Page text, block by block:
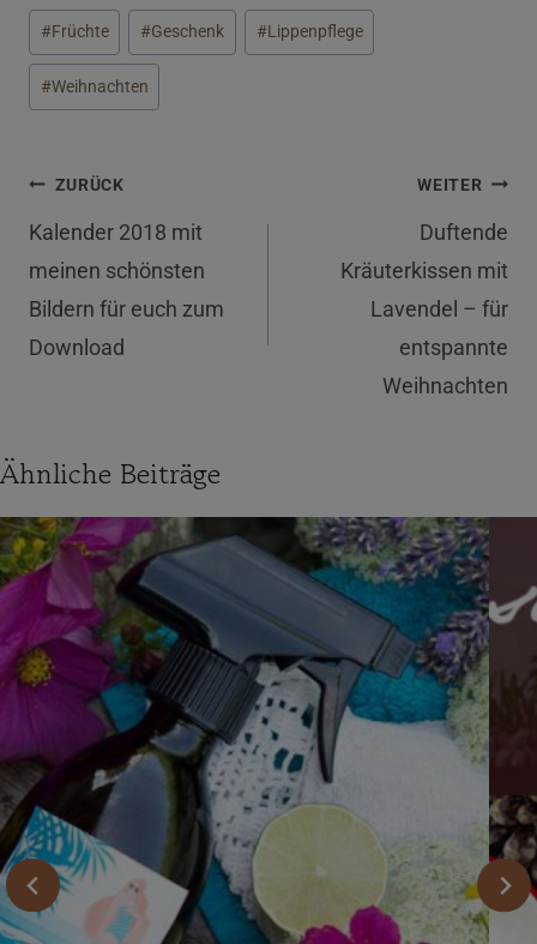
Schlagworte:
#Früchte #Geschenk #Lippenpflege
#Weihnachten
Beitragsnavigation
ZURÜCK
Kalender 2018 mit
meinen schönsten
Bildern für euch zum
Download
WEITER
Duftende
Kräuterkissen mit
Lavendel – für
entspannte
Weihnachten
Ähnliche Beiträge